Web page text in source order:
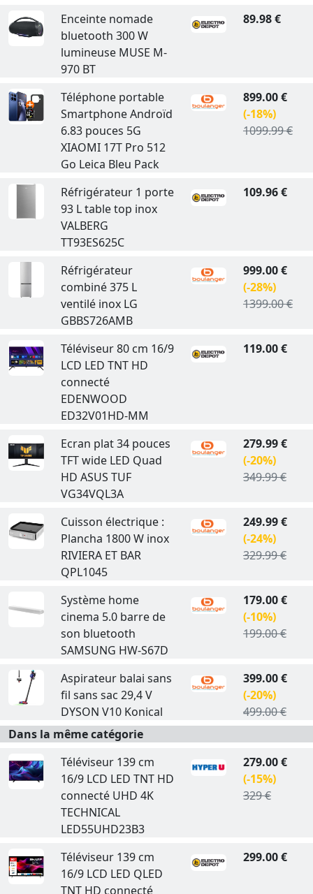
Enceinte nomade
bluetooth 300 W
lumineuse MUSE M-
970 BT
89.98 €
Téléphone portable
Smartphone Androïd
6.83 pouces 5G
XIAOMI 17T Pro 512
Go Leica Bleu Pack
899.00 €
(-18%)
1099.99 €
Réfrigérateur 1 porte
93 L table top inox
VALBERG
TT93ES625C
109.96 €
Réfrigérateur
combiné 375 L
ventilé inox LG
GBBS726AMB
999.00 €
(-28%)
1399.00 €
Téléviseur 80 cm 16/9
LCD LED TNT HD
connecté
EDENWOOD
ED32V01HD-MM
119.00 €
Ecran plat 34 pouces
TFT wide LED Quad
HD ASUS TUF
VG34VQL3A
279.99 €
(-20%)
349.99 €
Cuisson électrique :
Plancha 1800 W inox
RIVIERA ET BAR
QPL1045
249.99 €
(-24%)
329.99 €
Système home
cinema 5.0 barre de
son bluetooth
SAMSUNG HW-S67D
179.00 €
(-10%)
199.00 €
Aspirateur balai sans
fil sans sac 29,4 V
DYSON V10 Konical
399.00 €
(-20%)
499.00 €
Dans la même catégorie
Téléviseur 139 cm
16/9 LCD LED TNT HD
connecté UHD 4K
TECHNICAL
LED55UHD23B3
279.00 €
(-15%)
329 €
Téléviseur 139 cm
16/9 LCD LED QLED
TNT HD connecté
299.00 €